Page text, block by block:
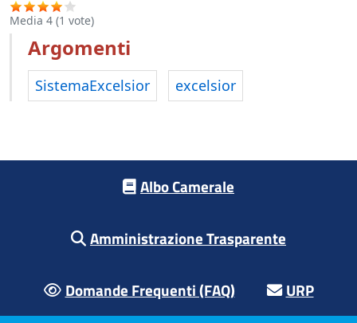
Media 4 (1 vote)
Argomenti
SistemaExcelsior excelsior
Albo Camerale
Amministrazione Trasparente
Domande Frequenti (FAQ) URP